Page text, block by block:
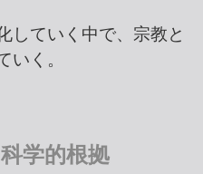
していく中で、宗教と
いく。
学的根拠